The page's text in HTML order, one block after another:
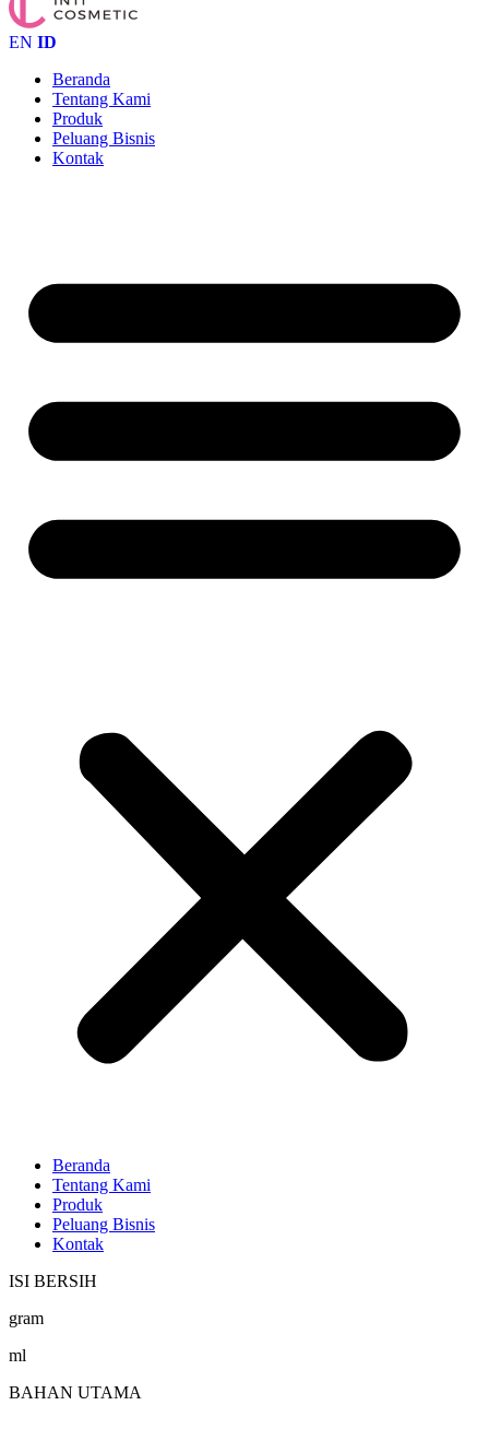
EN ID
Beranda
Tentang Kami
Produk
Peluang Bisnis
Kontak
Beranda
Tentang Kami
Produk
Peluang Bisnis
Kontak
ISI BERSIH
gram
ml
BAHAN UTAMA